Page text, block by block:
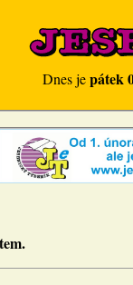
Dnes jepátek